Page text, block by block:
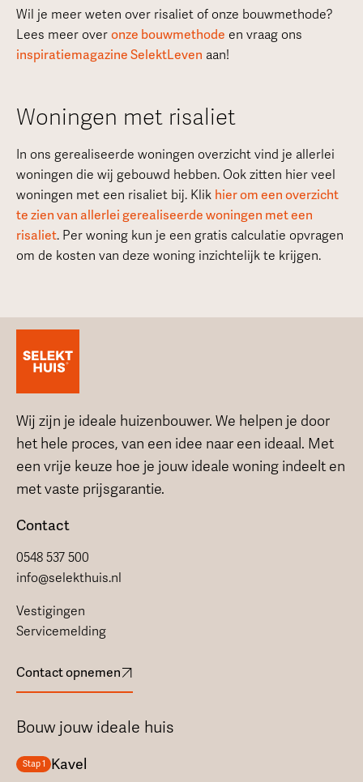
Wil je meer weten over risaliet of onze bouwmethode?
Lees meer over onze bouwmethode en vraag ons
inspiratiemagazine SelektLeven aan!
Woningen met risaliet
In ons gerealiseerde woningen overzicht vind je allerlei
woningen die wij gebouwd hebben. Ook zitten hier veel
woningen met een risaliet bij. Klik hier om een overzicht
te zien van allerlei gerealiseerde woningen met een
risaliet. Per woning kun je een gratis calculatie opvragen
om de kosten van deze woning inzichtelijk te krijgen.
Wij zijn je ideale huizenbouwer. We helpen je door
het hele proces, van een idee naar een ideaal. Met
een vrije keuze hoe je jouw ideale woning indeelt en
met vaste prijsgarantie.
Contact
0548 537 500
info@selekthuis.nl
Vestigingen
Servicemelding
Contact opnemen
Bouw jouw ideale huis
Stap 1 Kavel